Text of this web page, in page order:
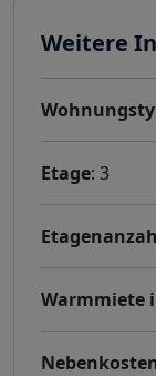
Weitere
Etage: 3
Warmmiete